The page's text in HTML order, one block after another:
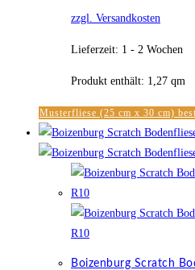
zzgl. Versandkosten
Lieferzeit: 1 - 2 Wochen
Produkt enthält: 1,27 qm
Musterfliese (25 cm x 30 cm)
Boizenburg Scratch